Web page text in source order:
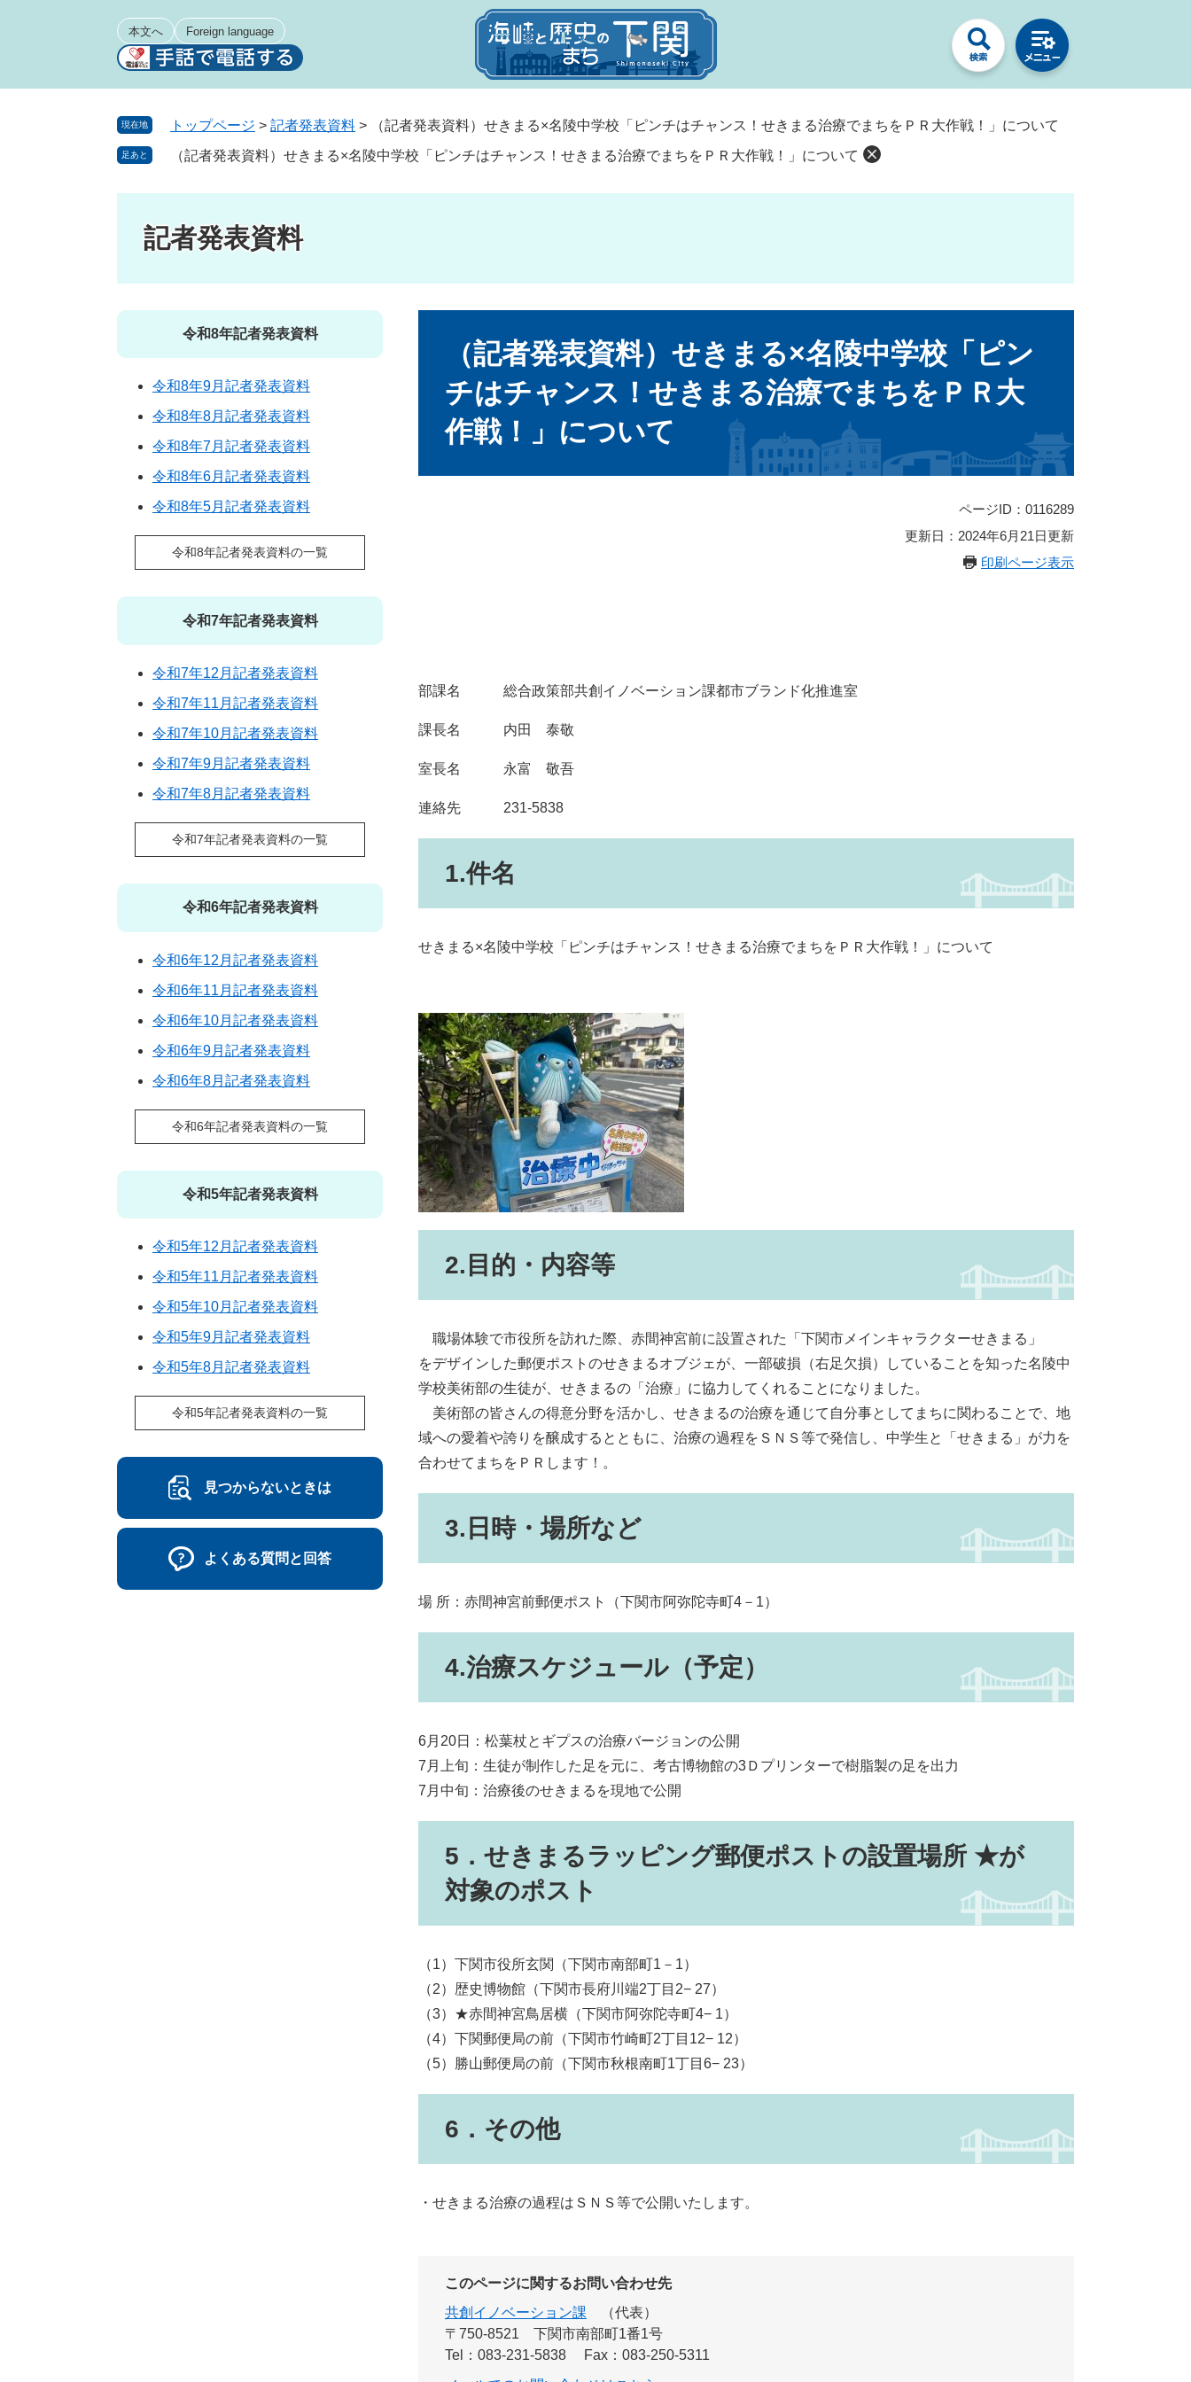
本文へ Foreign language
現在地 トップページ > 記者発表資料 > （記者発表資料）せきまる×名陵中学校「ピンチはチャンス！せきまる治療でまちをＰＲ大作戦！」について
足あと （記者発表資料）せきまる×名陵中学校「ピンチはチャンス！せきまる治療でまちをＰＲ大作戦！」について
記者発表資料
（記者発表資料）せきまる×名陵中学校「ピン
チはチャンス！せきまる治療でまちをＰＲ大
作戦！」について
ページID：0116289
更新日：2024年6月21日更新
印刷ページ表示
部課名 総合政策部共創イノベーション課都市ブランド化推進室
課長名 内田 泰敬
室長名 永富 敬吾
連絡先 231-5838
1.件名
せきまる×名陵中学校「ピンチはチャンス！せきまる治療でまちをＰＲ大作戦！」について
2.目的・内容等
職場体験で市役所を訪れた際、赤間神宮前に設置された「下関市メインキャラクターせきまる」
をデザインした郵便ポストのせきまるオブジェが、一部破損（右足欠損）していることを知った名陵中
学校美術部の生徒が、せきまるの「治療」に協力してくれることになりました。
美術部の皆さんの得意分野を活かし、せきまるの治療を通じて自分事としてまちに関わることで、地
域への愛着や誇りを醸成するとともに、治療の過程をＳＮＳ等で発信し、中学生と「せきまる」が力を
合わせてまちをＰＲします！。
3.日時・場所など
場 所：赤間神宮前郵便ポスト（下関市阿弥陀寺町4－1）
4.治療スケジュール（予定）
6月20日：松葉杖とギプスの治療バージョンの公開
7月上旬：生徒が制作した足を元に、考古博物館の3Ｄプリンターで樹脂製の足を出力
7月中旬：治療後のせきまるを現地で公開
5．せきまるラッピング郵便ポストの設置場所 ★が
対象のポスト
（1）下関市役所玄関（下関市南部町1－1）
（2）歴史博物館（下関市長府川端2丁目2− 27）
（3）★赤間神宮鳥居横（下関市阿弥陀寺町4− 1）
（4）下関郵便局の前（下関市竹崎町2丁目12− 12）
（5）勝山郵便局の前（下関市秋根南町1丁目6− 23）
6．その他
・せきまる治療の過程はＳＮＳ等で公開いたします。
このページに関するお問い合わせ先
共創イノベーション課
代表
〒750-8521
下関市南部町1番1号
Tel：083-231-5838
Fax：083-250-5311
令和8年記者発表資料
令和8年9月記者発表資料
令和8年8月記者発表資料
令和8年7月記者発表資料
令和8年6月記者発表資料
令和8年5月記者発表資料
令和8年記者発表資料の一覧
令和7年記者発表資料
令和7年12月記者発表資料
令和7年11月記者発表資料
令和7年10月記者発表資料
令和7年9月記者発表資料
令和7年8月記者発表資料
令和7年記者発表資料の一覧
令和6年記者発表資料
令和6年12月記者発表資料
令和6年11月記者発表資料
令和6年10月記者発表資料
令和6年9月記者発表資料
令和6年8月記者発表資料
令和6年記者発表資料の一覧
令和5年記者発表資料
令和5年12月記者発表資料
令和5年11月記者発表資料
令和5年10月記者発表資料
令和5年9月記者発表資料
令和5年8月記者発表資料
令和5年記者発表資料の一覧
見つからないときは
よくある質問と回答